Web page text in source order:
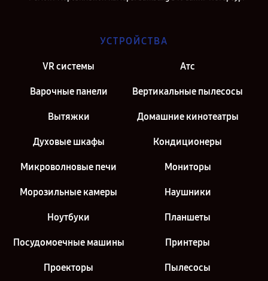
УСТРОЙСТВА
VR системы Атс
Варочные панели Вертикальные пылесосы
Вытяжки Домашние кинотеатры
Духовые шкафы Кондиционеры
Микроволновые печи Мониторы
Морозильные камеры Наушники
Ноутбуки Планшеты
Посудомоечные машины Принтеры
Проекторы Пылесосы